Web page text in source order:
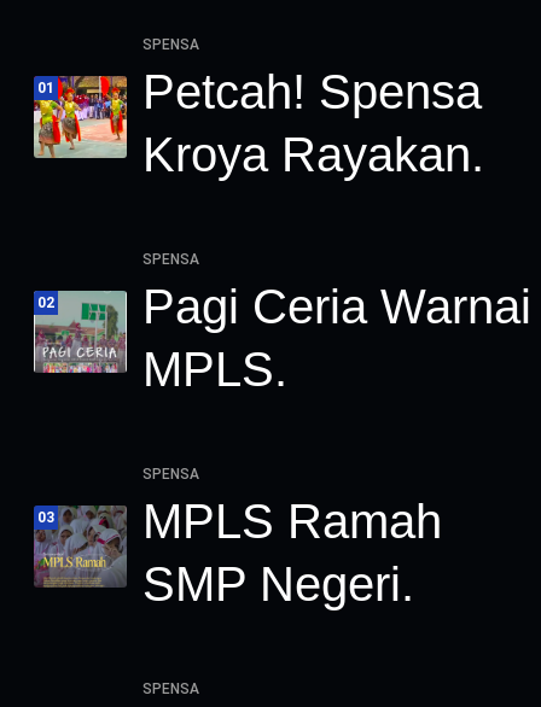
01
SPENSA
Petcah! Spensa
Kroya Rayakan.
02
SPENSA
Pagi Ceria Warnai
MPLS.
03
SPENSA
MPLS Ramah
SMP Negeri.
SPENSA